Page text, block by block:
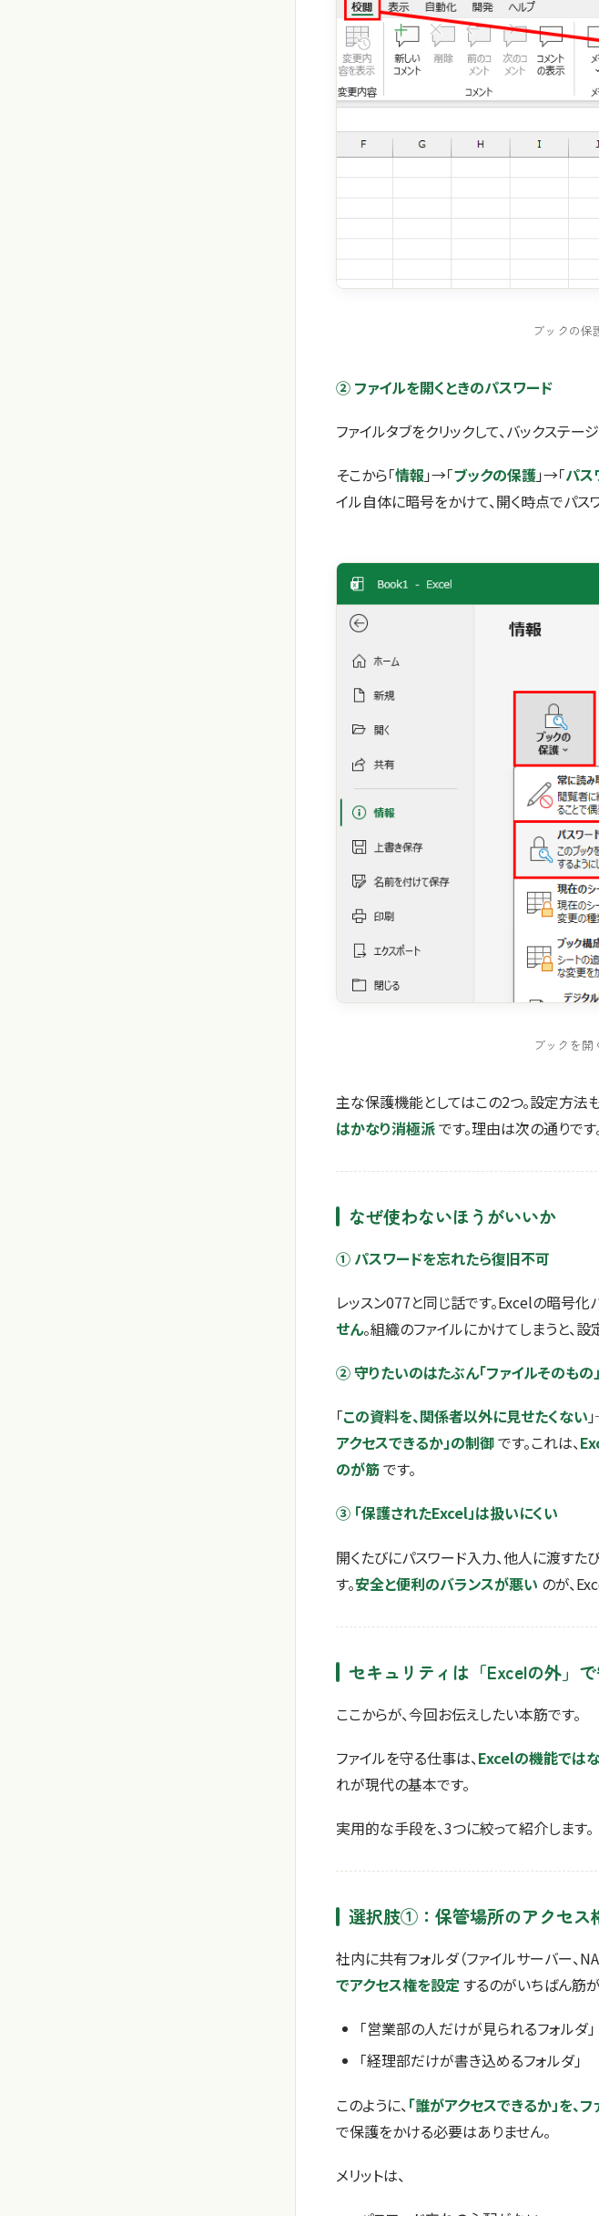
ブックの
② ファイルを開くときのパスワード
ファイルタブをクリックして、バックステー
そこから「情報」→「ブックの保護」→「パス
イル自体に暗号をかけて、開く時点でパス
ブックを開
主な保護機能としてはこの2つ。設定方法も
はかなり消極派です。理由は次の通りです
なぜ使わないほうがいいか
① パスワードを忘れたら復旧不可
レッスン077と同じ話です。Excelの暗号化
せん。組織のファイルにかけてしまうと、
② 守りたいのはたぶん「ファイルそのもの
「この資料を、関係者以外に見せたくない
アクセスできるか」の制御です。これは、
のが筋 です。
③ 「保護されたExcel」は扱いにくい
開くたびにパスワード入力、他人に渡す
す。安全と便利のバランスが悪い のが、
セキュリティは「Excelの外」
ここからが、今回お伝えしたい本筋です。
ファイルを守る仕事は、Excelの機能では
れが現代の基本です。
実用的な手段を、3つに絞って紹介します。
選択肢①：保管場所のアクセス
社内に共有フォルダ（ファイルサーバー、
でアクセス権を設定するのがいちばん筋が
「営業部の人だけが見られるフォルダ」
「経理部だけが書き込めるフォルダ」
このように、 「誰がアクセスできるか」を、
で保護をかける必要はありません。
メリットは、